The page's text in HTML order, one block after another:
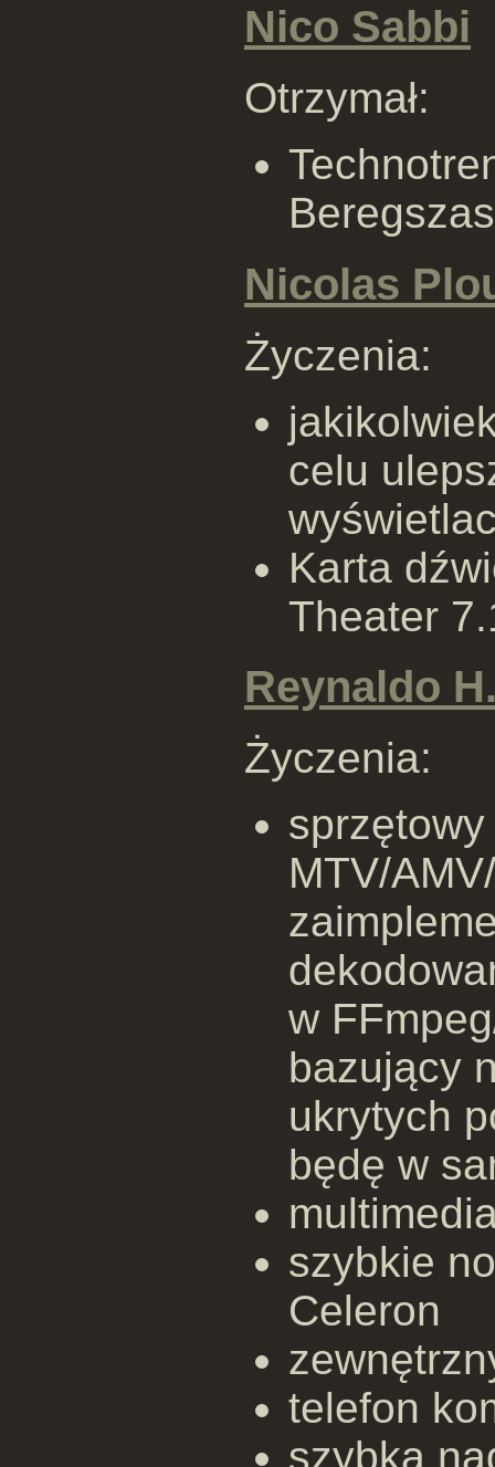
Nico Sabbi
Otrzymał:
Nicolas
Życzenia:
celu
Karta
Theater
Reynaldo
Życzenia:
sprzętowy
MTV/
w
bazujący
ukrytych
będę w
szybkie
Celeron
telefon
szybka